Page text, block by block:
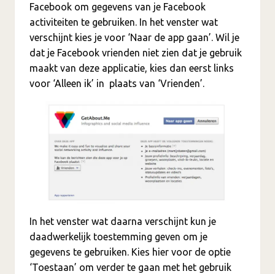
Facebook om gegevens van je Facebook
activiteiten te gebruiken. In het venster wat
verschijnt kies je voor ‘Naar de app gaan’. Wil je
dat je Facebook vrienden niet zien dat je gebruik
maakt van deze applicatie, kies dan eerst links
voor ‘Alleen ik’ in plaats van ‘Vrienden’.
In het venster wat daarna verschijnt kun je
daadwerkelijk toestemming geven om je
gegevens te gebruiken. Kies hier voor de optie
‘Toestaan’ om verder te gaan met het gebruik